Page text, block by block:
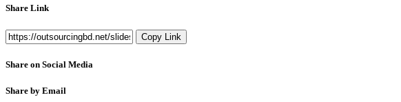
Share Link
Copy Link
Share on Social Media
Share by Email